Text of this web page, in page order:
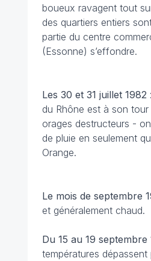
boueux ravagent tout
des quartiers entiers
partie du centre
(Essonne) s’effondre.
Les 30 et 31 juillet 1982
du Rhône est à son
orages destructeurs - on
de pluie en seulement
Orange.
Le mois de septembre
et généralement chaud.
Du 15 au 19 septembre
températures